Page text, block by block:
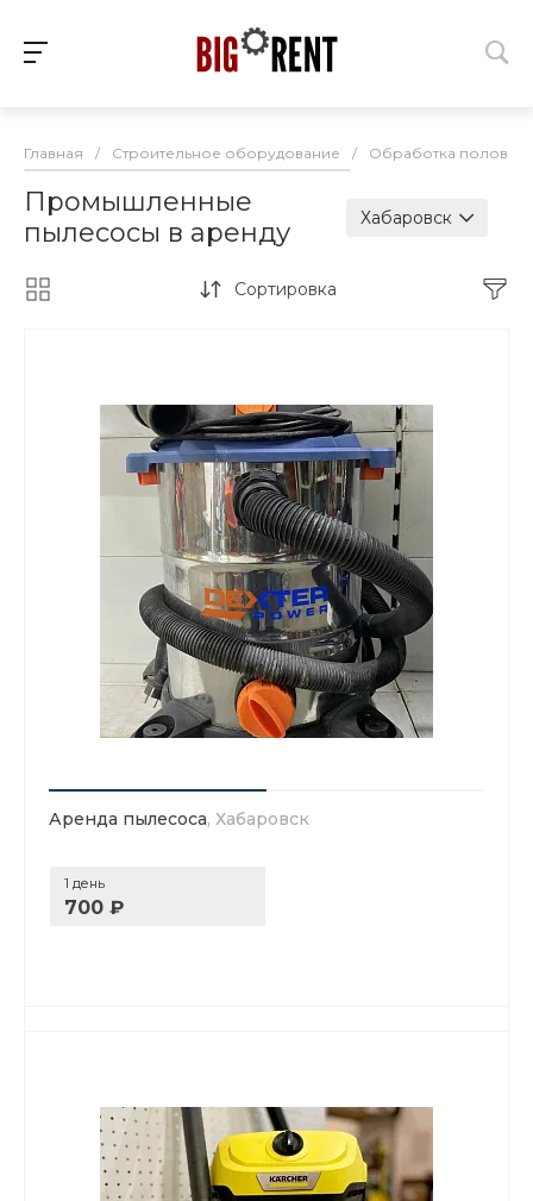
Главная / Строительное оборудование / Обработка полов
Промышленные
пылесосы в аренду
Хабаровск
Сортировка
Аренда пылесоса, Хабаровск
1 день
700 ₽